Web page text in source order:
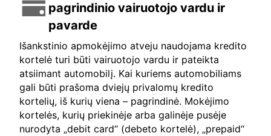
pagrindinio vairuotojo vardu ir
pavarde
Išankstinio apmokėjimo atveju naudojama kredito
kortelė turi būti vairuotojo vardu ir pateikta
atsiimant automobilį. Kai kuriems automobiliams
gali būti prašoma dviejų privalomų kredito
kortelių, iš kurių viena – pagrindinė. Mokėjimo
kortelės, kurių priekinėje arba galinėje pusėje
nurodyta „debit card“ (debeto kortelė), „prepaid“